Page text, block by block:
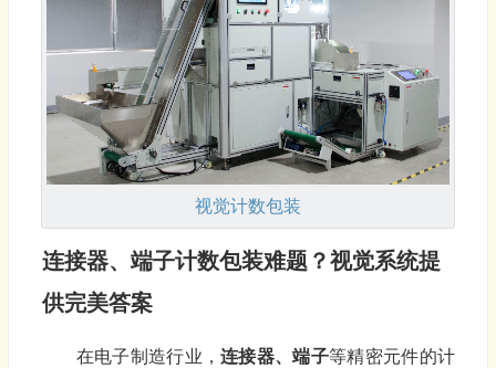
视觉计数包装
连接器、端子计数包装难题？视觉系统提
供完美答案
在电子制造行业，连接器、端子等精密元件的计